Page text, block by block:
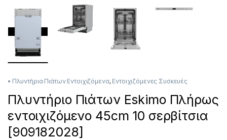
• Πλυντήρια Πιάτων Εντοιχιζόμενα, Εντοιχιζόμενες Συσκευές
Πλυντήριο Πιάτων Eskimo Πλήρως
εντοιχιζόμενο 45cm 10 σερβίτσια
[909182028]